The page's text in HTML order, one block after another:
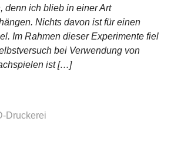
denn ich blieb in einer Art
Nichts davon ist für einen
Im Rahmen dieser Experimente fiel
bei Verwendung von
ist […]
Druckerei